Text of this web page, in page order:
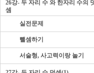
26강- 두 자리 수 와 한자리 수의
셈
실전문제
뺄셈하기
서술형, 사고력이랑 놀기